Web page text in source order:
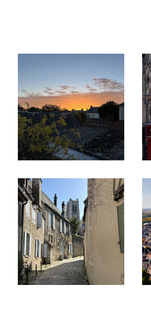
biens en location
sur notre
appartements, maisons,
Vous avez une question ou
bien immobilier ? N’hésitez
rendre visite ou contactez-nous.